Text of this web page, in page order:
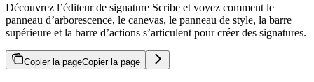
Découvrez l’éditeur de signature Scribe et voyez comment le
panneau d’arborescence, le canevas, le panneau de style, la barre
supérieure et la barre d’actions s’articulent pour créer des signatures.
Copier la pageCopier la page